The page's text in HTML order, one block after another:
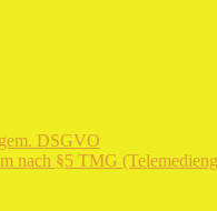
DSGVO
nach §5 TMG